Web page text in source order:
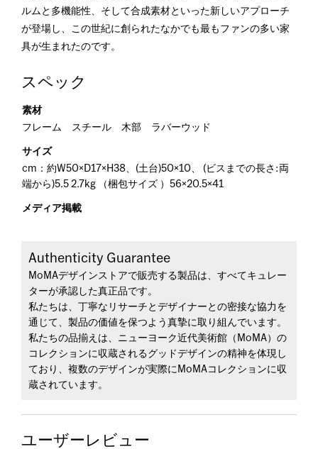
ルムと多機能性、そして合成素材といった新しいアプローチ
が登場し、この世紀に創られたなかでも最もファンの多い家
具が生まれたのです。
スペック
素材
フレーム スチール 木部 ラバーウッド
サイズ
cm：約W50×D17×H38、(土台)50×10、 (ビスまでの長さ:両
端から)5.5 2.7kg （梱包サイズ ）56×20.5×41
メディア掲載
Authenticity Guarantee
MoMAデザインストアで販売する製品は、すべてキュレー
ターが承認した真正品です。
私たちは、丁寧なリサーチとデザイナーとの密接な協力を
通じて、製品の価値を保つよう真摯に取り組んでいます。
私たちの品揃えは、ニューヨーク近代美術館（MoMA）の
コレクションに収蔵されるグッドデザインの精神を体現し
ており、複数のデザインが実際にMoMAコレクションに収
蔵されています。
ユーザーレビュー